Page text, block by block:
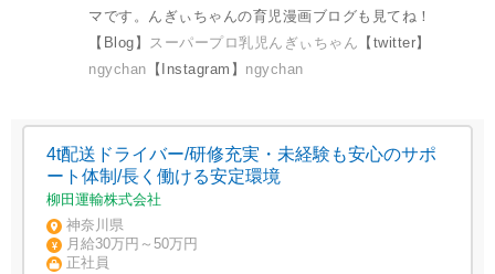
マです。んぎぃちゃんの育児漫画ブログも見てね！
【Blog】 スーパープロ乳児んぎぃちゃん 【twitter】
ngychan 【Instagram】 ngychan
4t配送ドライバー/研修充実・未経験も安心のサポ
ート体制/長く働ける安定環境
柳田運輸株式会社
神奈川県
月給30万円～50万円
正社員